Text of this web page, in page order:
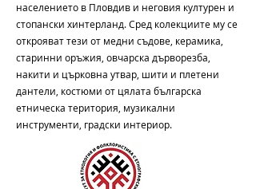
населението в Пловдив и неговия културен и
стопански хинтерланд. Сред колекциите му се
открояват тези от медни съдове, керамика,
старинни оръжия, овчарска дърворезба,
накити и църковна утвар, шити и плетени
дантели, костюми от цялата българска
етническа територия, музикални
инструменти, градски интериор.